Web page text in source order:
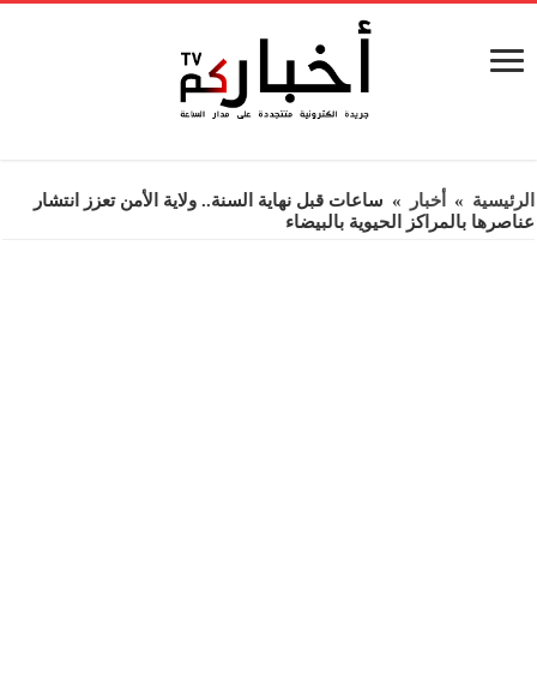
الرئيسية » أخبار » ساعات قبل نهاية السنة.. ولاية الأمن تعزز انتشار
عناصرها بالمراكز الحيوية بالبيضاء